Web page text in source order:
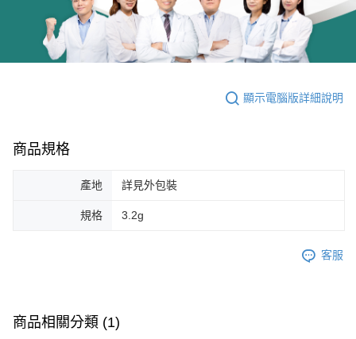
顯示電腦版詳細說明
商品規格
產地 詳見外包裝
規格 3.2g
客服
商品相關分類 (1)